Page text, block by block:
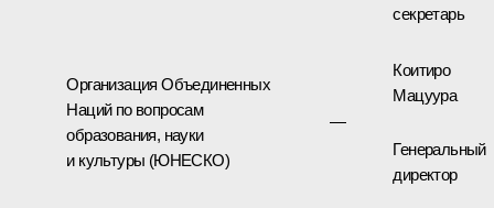
секретарь
Организация Объединенных
Наций по вопросам
образования, науки
и культуры (ЮНЕСКО)
—
Коитиро
Мацуура
Генеральный
директор